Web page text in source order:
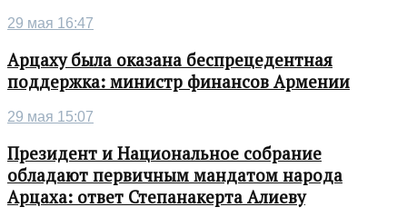
29 мая 16:47
Арцаху была оказана беспрецедентная
поддержка: министр финансов Армении
29 мая 15:07
Президент и Национальное собрание
обладают первичным мандатом народа
Арцаха: ответ Степанакерта Алиеву